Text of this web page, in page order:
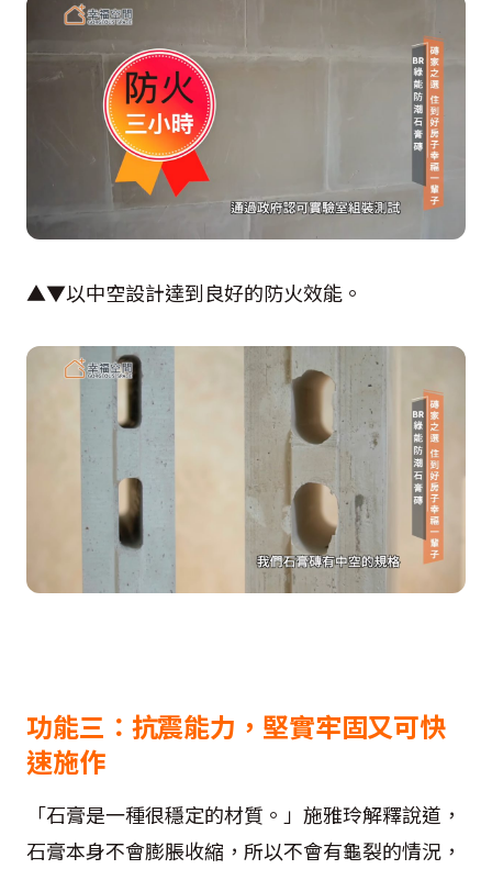
▲▼以中空設計達到良好的防火效能。
功能三：抗震能力，堅實牢固又可快
速施作
「石膏是一種很穩定的材質。」施雅玲解釋說道，
石膏本身不會膨脹收縮，所以不會有龜裂的情況，